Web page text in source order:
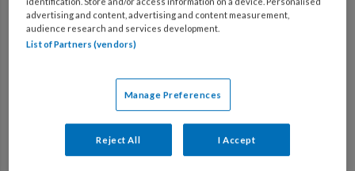
5 AUGUSTUS 2026 GEZONDHEID
Redactioneel Aandacht voor de
Max en Lisa: Omaatje spelen
advertising and content, advertising and content measurement,
audience research and services development.
List of Partners (vendors)
Manage Preferences
Reject All I Accept